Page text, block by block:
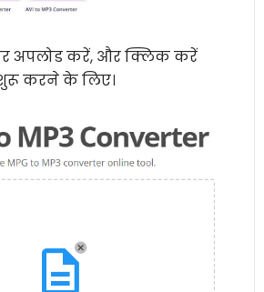
अपलोड करें, और क्लिक करें
शुरू करने के लिए।